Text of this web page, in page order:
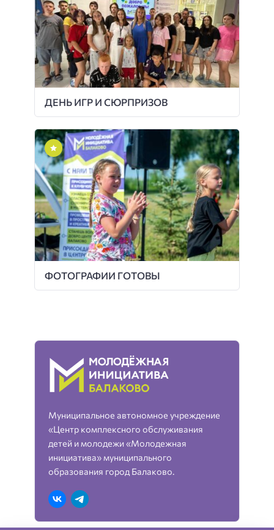
ДЕНЬ ИГР И СЮРПРИЗОВ
ФОТОГРАФИИ ГОТОВЫ
Муниципальное автономное учреждение
«Центр комплексного обслуживания
детей и молодежи «Молодежная
инициатива» муниципального
образования город Балаково.